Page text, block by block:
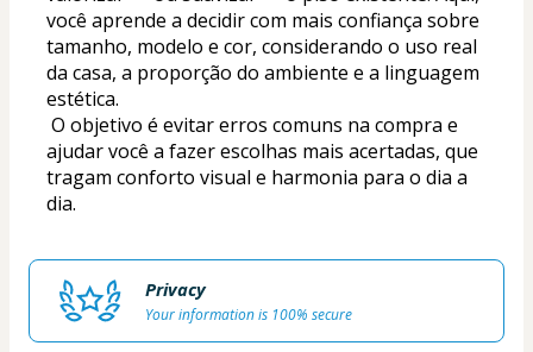
você aprende a decidir com mais confiança sobre
tamanho, modelo e cor, considerando o uso real
da casa, a proporção do ambiente e a linguagem
estética.
ajudar você a fazer escolhas mais acertadas, que
tragam conforto visual e harmonia para o dia a
dia.
Privacy
Your information is 100% secure